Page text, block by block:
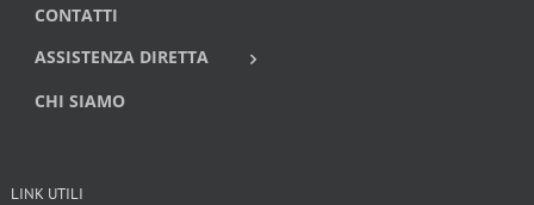
CONTATTI
ASSISTENZA DIRETTA
CHI SIAMO
LINK UTILI